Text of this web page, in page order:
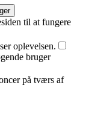
til at fungere
oplevelsen.
bruger
på tværs af